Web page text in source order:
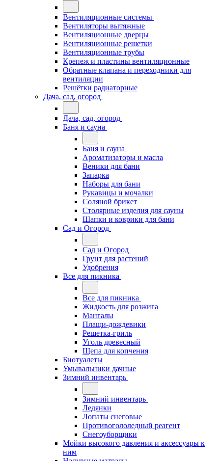
Вентиляционные системы
Вентиляторы вытяжные
Вентиляционные дверцы
Вентиляционные решетки
Вентиляционные трубы
Крепеж и пластины вентиляционные
Обратные клапана и переходники для
вентиляции
Решётки радиаторные
Дача, сад, огород
Дача, сад, огород
Баня и сауна
Баня и сауна
Ароматизаторы и масла
Веники для бани
Запарка
Наборы для бани
Рукавицы и мочалки
Соляной брикет
Столярные изделия для сауны
Шапки и коврики для бани
Сад и Огород
Сад и Огород
Грунт для растений
Удобрения
Все для пикника
Все для пикника
Жидкость для розжига
Мангалы
Плащи-дождевики
Решетка-гриль
Уголь древесный
Щепа для копчения
Биотуалеты
Умывальники дачные
Зимний инвентарь
Зимний инвентарь
Ледянки
Лопаты снеговые
Противогололедный реагент
Снегоуборщики
Мойки высокого давления и аксессуары к
ним